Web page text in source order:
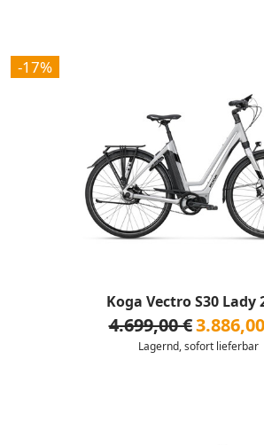
-17%
Koga Vectro S30 Lady
4.699,00 €
Lagernd, sofort lieferbar